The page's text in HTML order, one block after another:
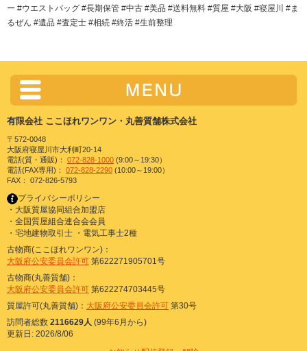
ー #ウエストバッグ #長期保管 #中古 #美品 #送料無料 #質屋 #大阪 #寝屋川 #ま
るぜん #遺品 #査定士 #相続 #終活 #生前整理
有限会社 ここほれワンワン・丸善質舗株式会社
〒572-0048
大阪府寝屋川市大利町20-14
電話(質・通販)： 072-828-1000 (9:00～19:30）
電話(FAX専用)： 072-828-2290 (10:00～19:00）
FAX： 072-826-5793
プライバシーポリシー
・大阪質屋協同組合加盟店
・全国質屋組合連合会会員
・宅地建物取引士 ・電気工事士2種
古物商(ここほれワンワン)：
大阪府公安委員会許可 第622271905701号
古物商(丸善質舗)：
大阪府公安委員会許可 第622274703445号
質屋許可(丸善質舗)： 大阪府公安委員会許可 第30号
訪問者総数 2116629人 (99年6月から)
更新日: 2026/8/06